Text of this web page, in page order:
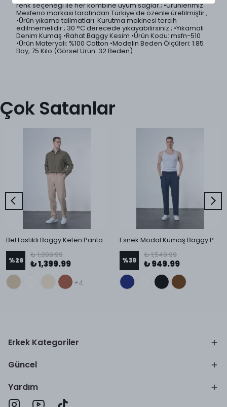
renk seçeneği ile her kombine uyum sağlar.; •Ürünlerimiz
Mesfeno markası tarafından Türkiye'de özenle üretilmiştir.;
•Ürün yıkama talimatları: Kurutma makinesi tercih
edilmemelidir.; 30 °C derecede yıkayabilirsiniz.; •Yıkamalı
Denim Kumaş •Rahat Baggy Kesim •Ürün Kodu: msfn-510
•Ürün Materyali: %100 Cotton •Modelin Beden Ölçüleri: 1.85
Boy, 75 Kilo (Görsel Ürün: 32 Beden)
Çok Satanlar
Bel Lastikli Baggy Keten Pantolon
%26
₺ 1,899.99
₺ 1,399.99
+4
Esnek Modal Kumaş Baggy Pantolon
%39
₺ 1,549.99
₺ 949.99
Erkek Kategoriler
Güncel
Yardım